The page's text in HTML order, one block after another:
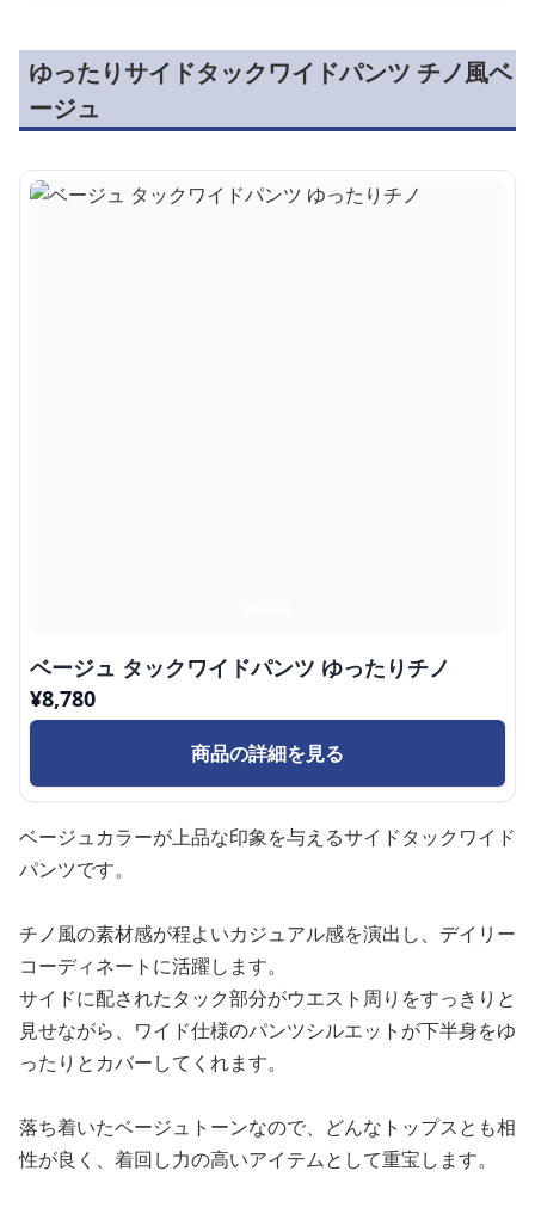
ゆったりサイドタックワイドパンツ チノ風ベ
ージュ
ベージュ タックワイドパンツ ゆったりチノ
¥8,780
商品の詳細を見る
ベージュカラーが上品な印象を与えるサイドタックワイド
パンツです。
チノ風の素材感が程よいカジュアル感を演出し、デイリー
コーディネートに活躍します。
サイドに配されたタック部分がウエスト周りをすっきりと
見せながら、ワイド仕様のパンツシルエットが下半身をゆ
ったりとカバーしてくれます。
落ち着いたベージュトーンなので、どんなトップスとも相
性が良く、着回し力の高いアイテムとして重宝します。